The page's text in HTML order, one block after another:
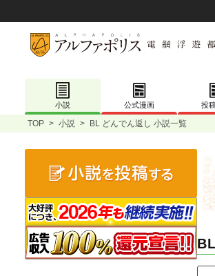
小説 公式漫画 投
TOP > 小説 > BL どんでん返し 小説一覧